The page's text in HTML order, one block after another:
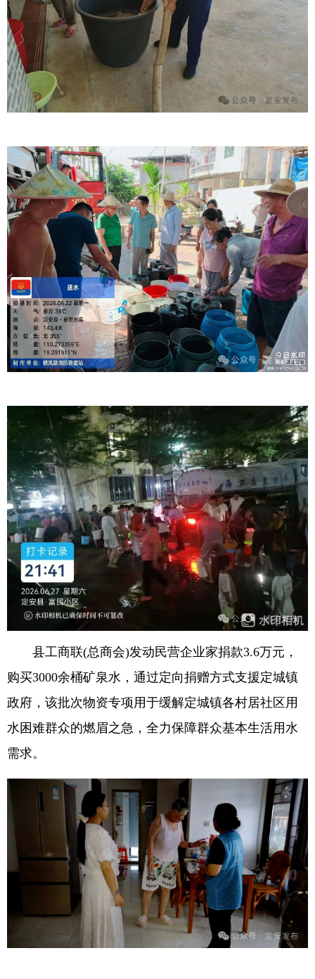
县工商联(总商会)发动民营企业家捐款3.6万元，
购买3000余桶矿泉水，通过定向捐赠方式支援定城镇
政府，该批次物资专项用于缓解定城镇各村居社区用
水困难群众的燃眉之急，全力保障群众基本生活用水
需求。